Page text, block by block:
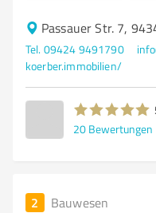
Passauer Str. 7,
Tel. 09424 9491790
koerber.immobilien/
20 Bewertungen
2 Bauwesen